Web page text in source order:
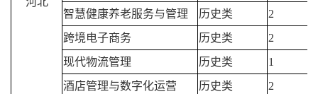
智慧健康养老服务与管理
历史类
2
跨境电子商务
历史类
2
现代物流管理
历史类
1
酒店管理与数字化运营
历史类 2